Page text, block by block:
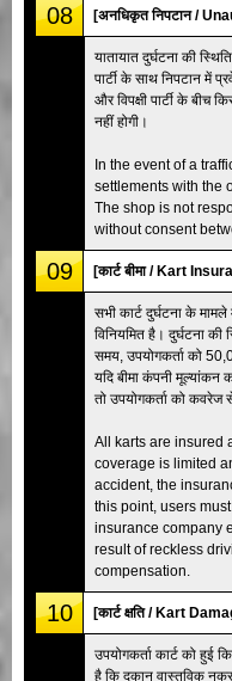
08 [अनधिकृत निपटान /
यातायात दुर्घटना की
पार्टी के साथ निपटान में
और विपक्षी पार्टी के बीच
नहीं होगी।
In the event of a
settlements with the
The shop is not
without consent
09 [कार्ट बीमा / Kart
सभी कार्ट दुर्घटना के
विनियमित है। दुर्घटना
समय, उपयोगकर्ता को
यदि बीमा कंपनी मूल्यांकन
तो उपयोगकर्ता को कवरेज
All karts are insured
coverage is limited
accident, the
this point, users
insurance company
result of reckless
compensation.
10 [कार्ट क्षति / Kart
उपयोगकर्ता कार्ट को हुई
है कि दुकान वास्तविक